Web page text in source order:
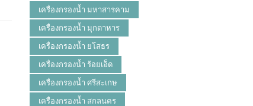
เครื่องกรองน้ำ มหาสารคาม
เครื่องกรองน้ำ มุกดาหาร
เครื่องกรองน้ำ ยโสธร
เครื่องกรองน้ำ ร้อยเอ็ด
เครื่องกรองน้ำ ศรีสะเกษ
เครื่องกรองน้ำ สกลนคร